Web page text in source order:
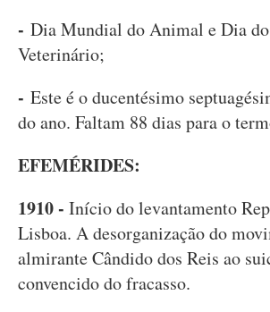
- Dia Mundial do Animal e Dia
Veterinário;
- Este é o ducentésimo
do ano. Faltam 88 dias para o
EFEMÉRIDES:
1910 - Início do levantamento
Lisboa. A desorganização do
almirante Cândido dos Reis ao
convencido do fracasso.